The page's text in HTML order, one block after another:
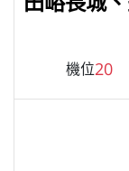
機位20